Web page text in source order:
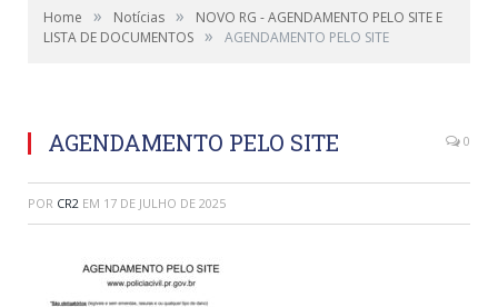
Home » Notícias »
NOVO RG - AGENDAMENTO PELO SITE E
LISTA DE DOCUMENTOS » AGENDAMENTO PELO SITE
AGENDAMENTO PELO SITE 0
POR CR2 EM 17 DE JULHO DE 2025